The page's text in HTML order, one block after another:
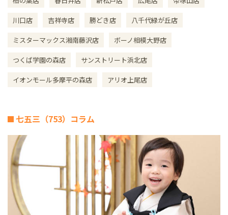
川口店 吉祥寺店 勝どき店 八千代緑が丘店
ミスターマックス湘南藤沢店 ボーノ相模大野店
つくば学園の森店 サンストリート浜北店
イオンモール多摩平の森店 アリオ上尾店
七五三（753）コラム